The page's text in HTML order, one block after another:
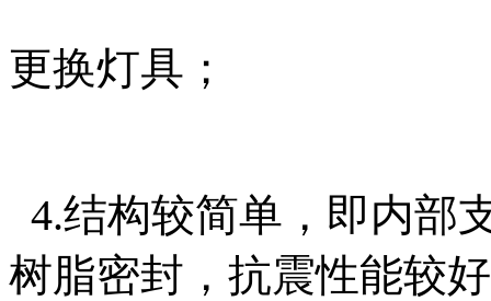
更换灯具；
4.结构较简单，即内部
树脂密封，抗震性能较